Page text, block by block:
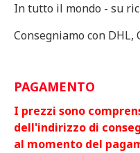
In tutto il mondo - su
Consegniamo con
PAGAMENTO
I prezzi sono
dell'indirizzo di
al momento del